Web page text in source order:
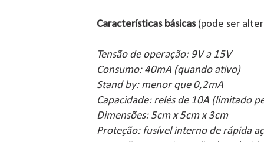
Características básicas (pode ser
Tensão de operação: 9V a 15V
Consumo: 40mA (quando ativo)
Stand by: menor que 0,2mA
Capacidade: relés de 10A (limitado
Dimensões: 5cm x 5cm x 3cm
Proteção: fusível interno de rápida